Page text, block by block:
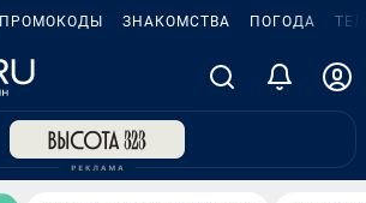
ПРОМОКОДЫ ЗНАКОМСТВА ПОГОДА